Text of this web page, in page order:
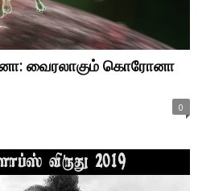
வைரலாகும் கொரோனா
0